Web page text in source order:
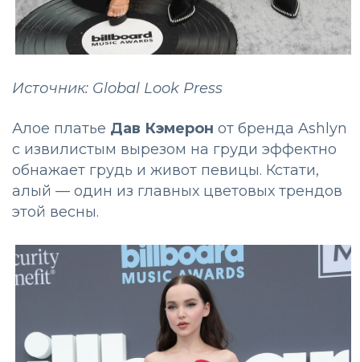
Источник: Global Look Press
Алое платье Дав Кэмерон от бренда Ashlyn
с извилистым вырезом на груди эффектно
обнажает грудь и живот певицы. Кстати,
алый — один из главных цветовых трендов
этой весны.